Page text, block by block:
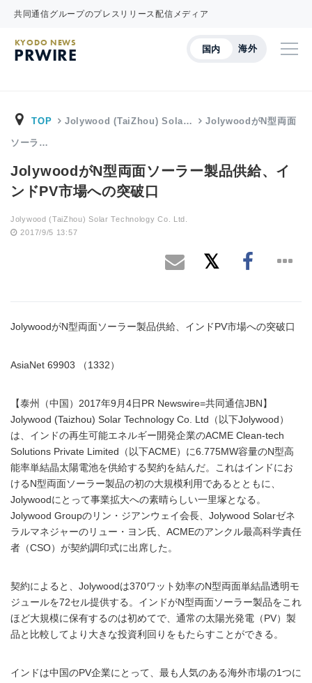
共同通信グループのプレスリリース配信メディア
国内 海外
KYODO NEWS
PRWIRE
TOP Jolywood (TaiZhou) Sola… JolywoodがN型両面
ソーラ…
JolywoodがN型両面ソーラー製品供給、イ
ンドPV市場への突破口
Jolywood (TaiZhou) Solar Technology Co. Ltd.
2017/9/5 13:57
JolywoodがN型両面ソーラー製品供給、インドPV市場への突破口
AsiaNet 69903 （1332）
【泰州（中国）2017年9月4日PR Newswire=共同通信JBN】
Jolywood (Taizhou) Solar Technology Co. Ltd（以下Jolywood）
は、インドの再生可能エネルギー開発企業のACME Clean-tech
Solutions Private Limited（以下ACME）に6.775MW容量のN型高
能率単結晶太陽電池を供給する契約を結んだ。これはインドにお
けるN型両面ソーラー製品の初の大規模利用であるとともに、
Jolywoodにとって事業拡大への素晴らしい一里塚となる。
Jolywood Groupのリン・ジアンウェイ会長、Jolywood Solarゼネ
ラルマネジャーのリュー・ヨン氏、ACMEのアンクル最高科学責任
者（CSO）が契約調印式に出席した。
契約によると、Jolywoodは370ワット効率のN型両面単結晶透明モ
ジュールを72セル提供する。インドがN型両面ソーラー製品をこれ
ほど大規模に保有するのは初めてで、通常の太陽光発電（PV）製
品と比較してより大きな投資利回りをもたらすことができる。
インドは中国のPV企業にとって、最も人気のある海外市場の1つに